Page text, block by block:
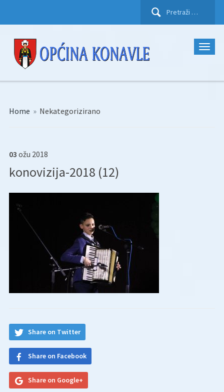
Pretraži:
Home » Nekategorizirano
03 ožu 2018
konovizija-2018 (12)
Share on Twitter
Share on Facebook
Share on Google+